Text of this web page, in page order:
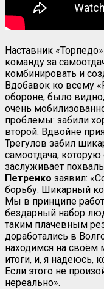
Наставник «Торпедо»
команду за
комбинировать и
Вдобавок ко всему
обороне, было
очень
проблемы: забили
второй. Вдвойне
Трегулов забил
самоотдача,
заслуживает
Петренко заявил:
борьбу. Шикарный
Мы в принципе
бездарный набор
таким плачевным
доработались в
находимся на своём
итоги, и, я надеюсь,
Если этого не
нереально».